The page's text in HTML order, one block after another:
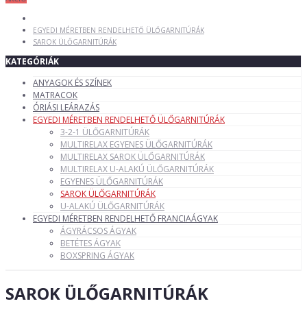
EGYEDI MÉRETBEN RENDELHETŐ ÜLŐGARNITÚRÁK
SAROK ÜLŐGARNITÚRÁK
KATEGÓRIÁK
ANYAGOK ÉS SZÍNEK
MATRACOK
ÓRIÁSI LEÁRAZÁS
EGYEDI MÉRETBEN RENDELHETŐ ÜLŐGARNITÚRÁK
3-2-1 ÜLŐGARNITÚRÁK
MULTIRELAX EGYENES ÜLŐGARNITÚRÁK
MULTIRELAX SAROK ÜLŐGARNITÚRÁK
MULTIRELAX U-ALAKÚ ÜLŐGARNITÚRÁK
EGYENES ÜLŐGARNITÚRÁK
SAROK ÜLŐGARNITÚRÁK
U-ALAKÚ ÜLŐGARNITÚRÁK
EGYEDI MÉRETBEN RENDELHETŐ FRANCIAÁGYAK
ÁGYRÁCSOS ÁGYAK
BETÉTES ÁGYAK
BOXSPRING ÁGYAK
SAROK ÜLŐGARNITÚRÁK